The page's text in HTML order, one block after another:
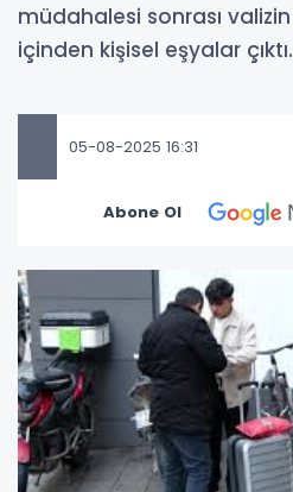
müdahalesi sonrası
içinden kişisel eşyalar çıktı.
05-08-2025 16:31
Abone Ol